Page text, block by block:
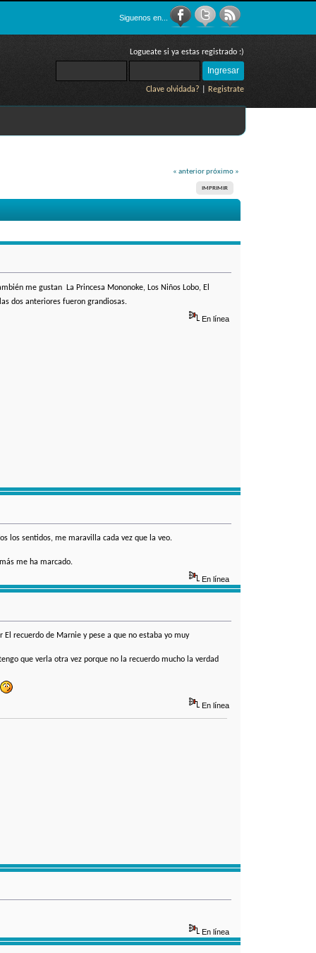
Siguenos en...
Logueate si ya estas registrado :)
Clave olvidada? Registrate
« anterior próximo »
IMPRIMIR
me gustan La Princesa Mononoke, Los Niños Lobo, El
dos anteriores fueron grandiosas.
En línea
los sentidos, me maravilla cada vez que la veo.
me ha marcado.
En línea
recuerdo de Marnie y pese a que no estaba yo muy
que verla otra vez porque no la recuerdo mucho la verdad
En línea
En línea